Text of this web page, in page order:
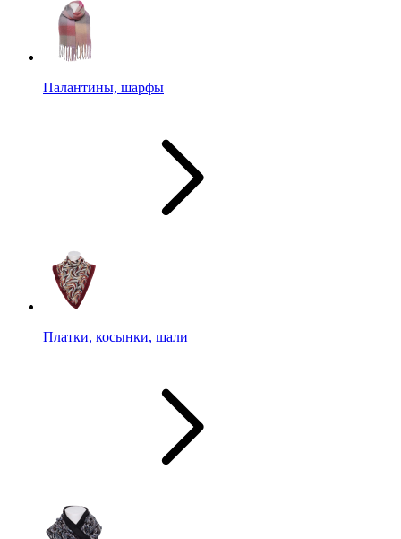
Палантины, шарфы
Платки, косынки, шали